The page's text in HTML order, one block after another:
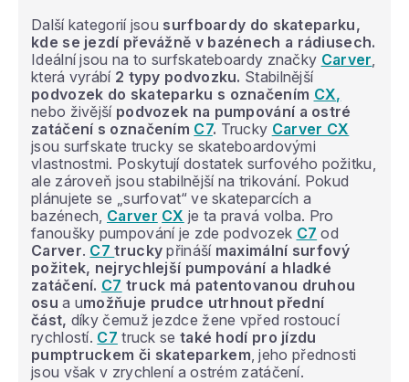
Další kategorií jsou surfboardy do skateparku,
kde se jezdí převážně v bazénech a rádiusech.
Ideální jsou na to surfskateboardy značky Carver,
která vyrábí 2 typy podvozku. Stabilnější
podvozek do skateparku s označením CX,
nebo živějšípodvozek na pumpování a ostré
zatáčení s označením C7. Trucky Carver CX
jsou surfskate trucky se skateboardovými
vlastnostmi. Poskytují dostatek surfového požitku,
ale zároveň jsou stabilnější na trikování. Pokud
plánujete se „surfovat“ ve skateparcích a
bazénech, Carver CX je ta pravá volba. Pro
fanoušky pumpování je zde podvozek C7 od
Carver. C7truckypřinášímaximální surfový
požitek, nejrychlejší pumpování a hladké
zatáčení. C7 truck má patentovanou druhou
osua umožňuje prudce utrhnout přední
část, díky čemuž jezdce žene vpřed rostoucí
rychlostí. C7 truck se také hodí pro jízdu
pumptruckem či skateparkem, jeho přednosti
jsou však v zrychlení a ostrém zatáčení.